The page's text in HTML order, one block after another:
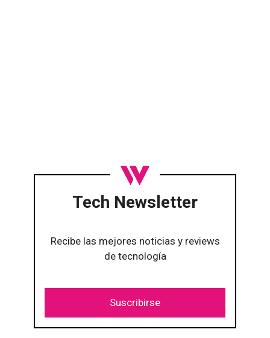
Tech Newsletter
Recibe las mejores noticias y reviews
de tecnología
Suscribirse